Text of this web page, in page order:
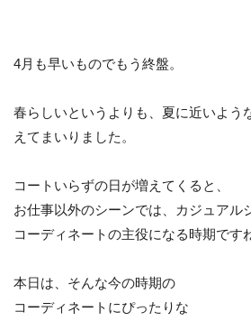
4月も早いものでもう終盤。
春らしいというよりも、夏に近いよう
えてまいりました。
コートいらずの日が増えてくると、
お仕事以外のシーンでは、カジュアル
コーディネートの主役になる時期です
本日は、そんな今の時期の
コーディネートにぴったりな